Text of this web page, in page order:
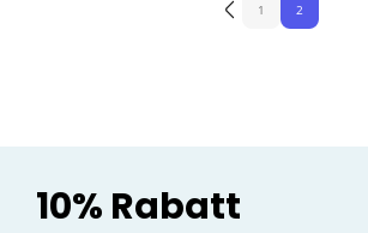
1 2
10% Rabatt